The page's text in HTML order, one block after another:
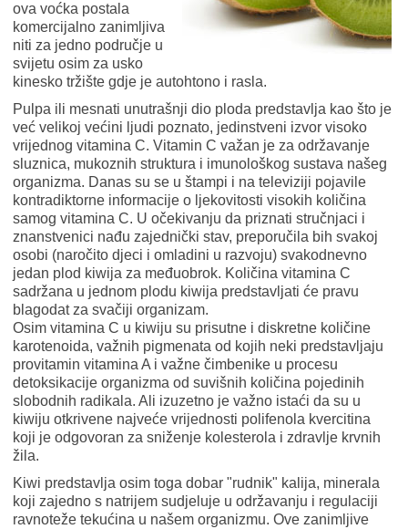
ova voćka postala
komercijalno zanimljiva
niti za jedno područje u
svijetu osim za usko
kinesko tržište gdje je autohtono i rasla.
Pulpa ili mesnati unutrašnji dio ploda predstavlja kao što je
već velikoj većini ljudi poznato, jedinstveni izvor visoko
vrijednog vitamina C. Vitamin C važan je za održavanje
sluznica, mukoznih struktura i imunološkog sustava našeg
organizma. Danas su se u štampi i na televiziji pojavile
kontradiktorne informacije o ljekovitosti visokih količina
samog vitamina C. U očekivanju da priznati stručnjaci i
znanstvenici nađu zajednički stav, preporučila bih svakoj
osobi (naročito djeci i omladini u razvoju) svakodnevno
jedan plod kiwija za međuobrok. Količina vitamina C
sadržana u jednom plodu kiwija predstavljati će pravu
blagodat za svačiji organizam.
Osim vitamina C u kiwiju su prisutne i diskretne količine
karotenoida, važnih pigmenata od kojih neki predstavljaju
provitamin vitamina A i važne čimbenike u procesu
detoksikacije organizma od suvišnih količina pojedinih
slobodnih radikala. Ali izuzetno je važno istaći da su u
kiwiju otkrivene najveće vrijednosti polifenola kvercitina
koji je odgovoran za sniženje kolesterola i zdravlje krvnih
žila.
Kiwi predstavlja osim toga dobar "rudnik" kalija, minerala
koji zajedno s natrijem sudjeluje u održavanju i regulaciji
ravnoteže tekućina u našem organizmu. Ove zanimljive